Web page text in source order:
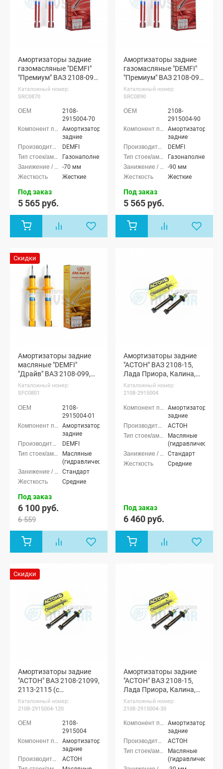
Амортизаторы задние
газомасляные "DEMFI"
"Премиум" ВАЗ 2108-099,
2113-15 (с занижением
-70 мм)
Каталожный номер:
SRC0870
2108-
2915004-70
Амортизаторы
задние
DEMFI
Газонаполненные
-70 мм
Жесткие
Под заказ
5 565 руб.
Амортизаторы задние
газомасляные "DEMFI"
"Премиум" ВАЗ 2108-099,
2113-15 (с занижением
-90 мм)
Каталожный номер:
SRC0890
2108-
2915004-90
Амортизаторы
задние
DEMFI
Газонаполненные
-90 мм
Жесткие
Под заказ
5 565 руб.
Скидки
Амортизаторы задние
масляные "DEMFI"
"Драйв" ВАЗ 2108-099,
2113-15
Каталожный номер:
SFC0801
2108-
2915004-01
Амортизаторы
задние
DEMFI
Масляные
(гидравлические)
Стандарт
Средние
Под заказ
6 100 руб.
6 559
Амортизаторы задние
"АСТОН" ВАЗ 2108-15,
Лада Приора, Калина,
Гранта
Каталожный номер:
2108-2915004
Амортизаторы
задние
АСТОН
Масляные
(гидравлические)
Стандарт
Средние
Под заказ
6 460 руб.
Скидки
Амортизаторы задние
"АСТОН" ВАЗ 2108-21099,
2113-2115 (с
занижением -120 мм)
Каталожный номер:
2108-2915004-120
2108-
2915004
Амортизаторы
задние
АСТОН
Амортизаторы задние
"АСТОН" ВАЗ 2108-15,
Лада Приора, Калина,
Гранта (с занижением
-30 мм)
Каталожный номер:
2108-2915004-30
Амортизаторы
задние
АСТОН
Масляные
(гидравлические)